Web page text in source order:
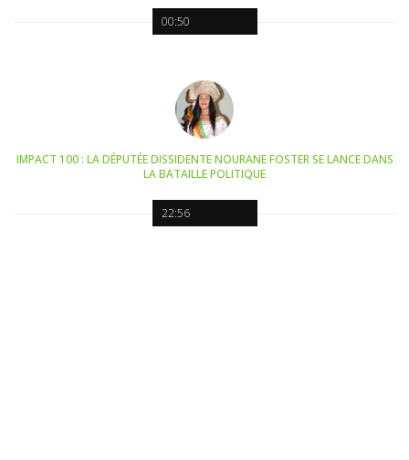
00:50
22:56
IMPACT 100 : LA DÉPUTÉE DISSIDENTE NOURANE FOSTER SE LANCE DANS
LA BATAILLE POLITIQUE